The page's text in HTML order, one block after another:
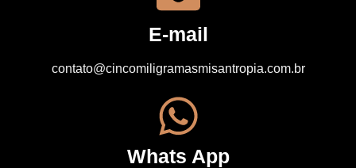
E-mail
contato@cincomiligramasmisantropia.com.br
Whats App